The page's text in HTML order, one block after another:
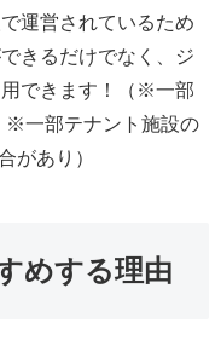
運営されているため
きるだけでなく、ジ
できます！（※一部
※一部テナント施設の
があり）
めする理由